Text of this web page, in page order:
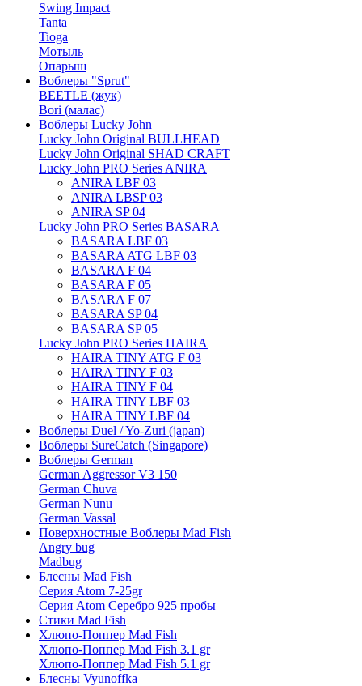
Swing Impact
Tanta
Tioga
Мотыль
Опарыш
Воблеры "Sprut"
BEETLE (жук)
Bori (малас)
Воблеры Lucky John
Lucky John Original BULLHEAD
Lucky John Original SHAD CRAFT
Lucky John PRO Series ANIRA
ANIRA LBF 03
ANIRA LBSP 03
ANIRA SP 04
Lucky John PRO Series BASARA
BASARA LBF 03
BASARA ATG LBF 03
BASARA F 04
BASARA F 05
BASARA F 07
BASARA SP 04
BASARA SP 05
Lucky John PRO Series HAIRA
HAIRA TINY ATG F 03
HAIRA TINY F 03
HAIRA TINY F 04
HAIRA TINY LBF 03
HAIRA TINY LBF 04
Воблеры Duel / Yo-Zuri (japan)
Воблеры SureCatch (Singapore)
Воблеры German
German Aggressor V3 150
German Chuva
German Nunu
German Vassal
Поверхностные Воблеры Mad Fish
Angry bug
Madbug
Блесны Mad Fish
Серия Atom 7-25gr
Серия Atom Серебро 925 пробы
Стики Mad Fish
Хлюпо-Поппер Mad Fish
Хлюпо-Поппер Mad Fish 3.1 gr
Хлюпо-Поппер Mad Fish 5.1 gr
Блесны Vyunoffka